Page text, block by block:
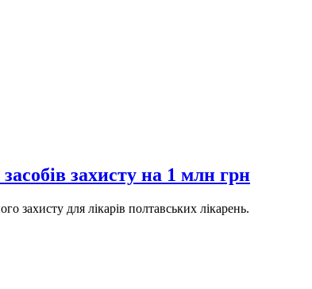
захисту на 1 млн грн
захисту для лікарів полтавських лікарень.